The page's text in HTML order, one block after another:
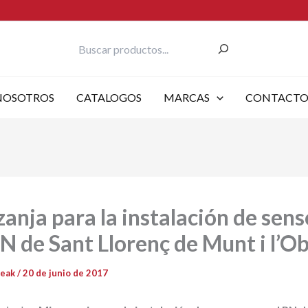
CATALOGOS MARCAS CONTACTO
para la instalación de
de Sant Llorenç de Munt i
/20 de junio de 2017